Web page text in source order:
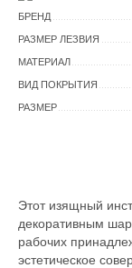
БРЕНД
РАЗМЕР ЛЕЗВИЯ
МАТЕРИАЛ
ВИД ПОКРЫТИЯ
РАЗМЕР
Этот изящный
декоративным
рабочих
эстетическое